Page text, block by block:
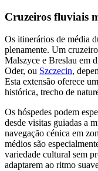
Cruzeiros fluviais
Os itinerários de média
plenamente. Um
Malszyce e Breslau em
Oder, ou Szczecin,
Esta extensão oferece
histórica, trecho de
Os hóspedes podem
desde visitas guiadas a
navegação cénica em
médios são
variedade cultural sem
adaptarem ao ritmo